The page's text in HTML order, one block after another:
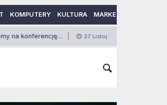
KOMPUTERY KULTURA MARKETING
27 Listopada 2014 Czym wyróżniają się